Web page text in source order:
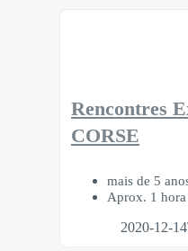
Rencontres
CORSE
mais de 5
Aprox. 1
2020-12-